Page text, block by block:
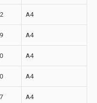
A4
A4
A4
A4
A4